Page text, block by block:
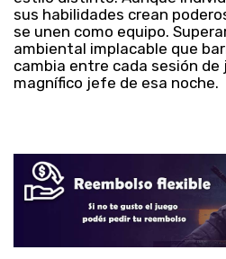
sus habilidades crean
se unen como equipo.
ambiental implacable que
cambia entre cada sesión de
magnífico jefe de esa noche.